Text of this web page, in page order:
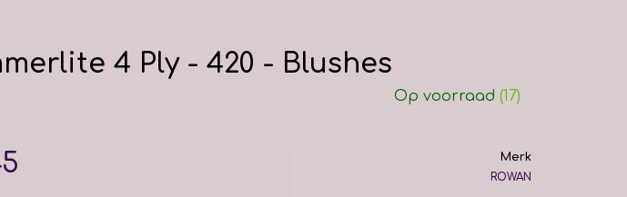
4 Ply - 420 - Blushes
Op voorraad (17)
Merk
ROWAN